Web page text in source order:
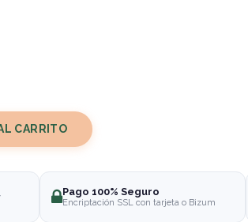
CARRITO
Pago 100% Seguro
Encriptación SSL con tarjeta o Bizum